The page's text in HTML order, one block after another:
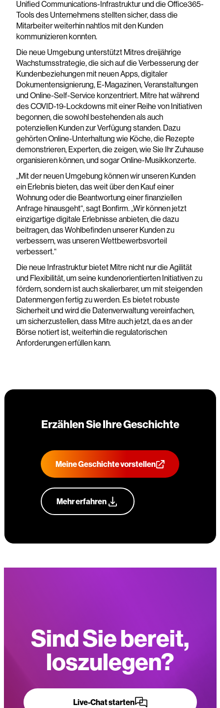
Unified Communications-Infrastruktur und die Office365-
Tools des Unternehmens stellten sicher, dass die
Mitarbeiter weiterhin nahtlos mit den Kunden
kommunizieren konnten.
Die neue Umgebung unterstützt Mitres dreijährige
Wachstumsstrategie, die sich auf die Verbesserung der
Kundenbeziehungen mit neuen Apps, digitaler
Dokumentensignierung, E-Magazinen, Veranstaltungen
und Online-Self-Service konzentriert. Mitre hat während
des COVID-19-Lockdowns mit einer Reihe von Initiativen
begonnen, die sowohl bestehenden als auch
potenziellen Kunden zur Verfügung standen. Dazu
gehörten Online-Unterhaltung wie Köche, die Rezepte
demonstrieren, Experten, die zeigen, wie Sie Ihr Zuhause
organisieren können, und sogar Online-Musikkonzerte.
„Mit der neuen Umgebung können wir unseren Kunden
ein Erlebnis bieten, das weit über den Kauf einer
Wohnung oder die Beantwortung einer finanziellen
Anfrage hinausgeht“, sagt Bonfirm. „Wir können jetzt
einzigartige digitale Erlebnisse anbieten, die dazu
beitragen, das Wohlbefinden unserer Kunden zu
verbessern, was unseren Wettbewerbsvorteil
verbessert.“
Die neue Infrastruktur bietet Mitre nicht nur die Agilität
und Flexibilität, um seine kundenorientierten Initiativen zu
fördern, sondern ist auch skalierbarer, um mit steigenden
Datenmengen fertig zu werden. Es bietet robuste
Sicherheit und wird die Datenverwaltung vereinfachen,
um sicherzustellen, dass Mitre auch jetzt, da es an der
Börse notiert ist, weiterhin die regulatorischen
Anforderungen erfüllen kann.
Erzählen Sie Ihre Geschichte
Meine Geschichte vorstellen
Mehr erfahren
Sind Sie bereit,
loszulegen?
Live-Chat starten